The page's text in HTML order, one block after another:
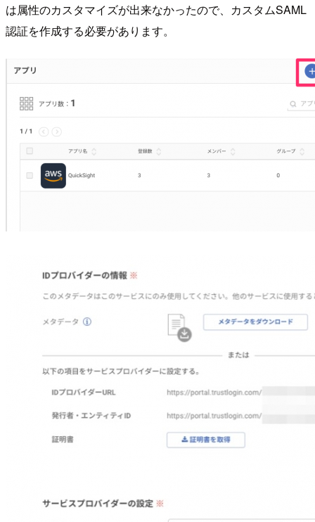
は属性のカスタマイズが出来なかったので、カスタムSAML
認証を作成する必要があります。